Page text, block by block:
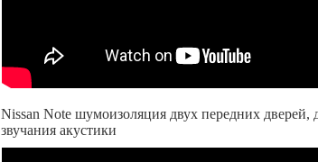
Nissan Note шумоизоляция двух передних дверей,
звучания акустики